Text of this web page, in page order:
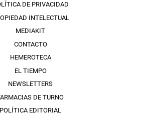
DE PRIVACIDAD
INTELECTUAL
MEDIAKIT
CONTACTO
HEMEROTECA
EL TIEMPO
NEWSLETTERS
DE TURNO
POLÍTICA EDITORIAL